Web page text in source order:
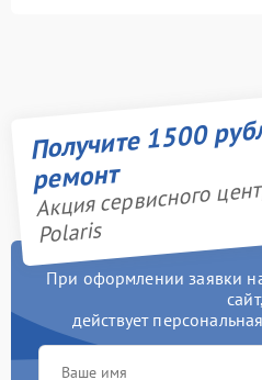
Получите 1500
ремонт
Акция сервисного
Polaris
При оформлении заявки
сайт,
действует